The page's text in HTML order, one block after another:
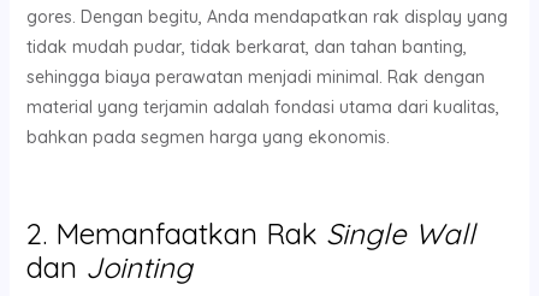
gores. Dengan begitu, Anda mendapatkan rak display yang
tidak mudah pudar, tidak berkarat, dan tahan banting,
sehingga biaya perawatan menjadi minimal. Rak dengan
material yang terjamin adalah fondasi utama dari kualitas,
bahkan pada segmen harga yang ekonomis.
2. Memanfaatkan Rak Single Wall
dan Jointing